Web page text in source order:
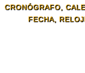
CRONÓGRAFO,
FECHA,